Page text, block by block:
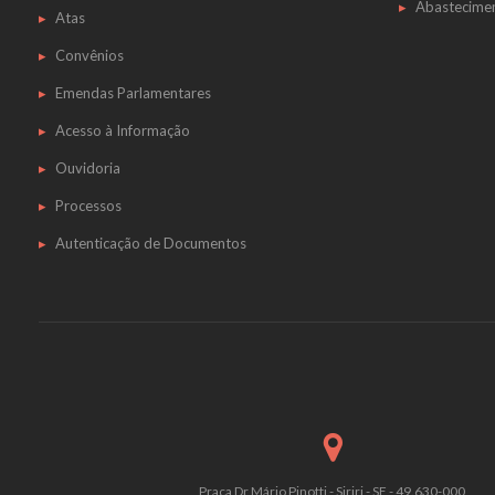
Atas
Convênios
Emendas Parlamentares
Acesso à Informação
Ouvidoria
Processos
Autenticação de Documentos
Praça Dr Mário Pinotti - Siriri - SE - 49.630-000